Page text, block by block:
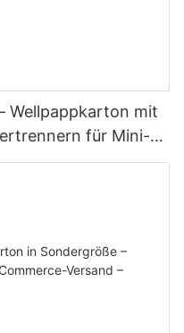
Wellpappkarton mit
für Mini-
Packshion